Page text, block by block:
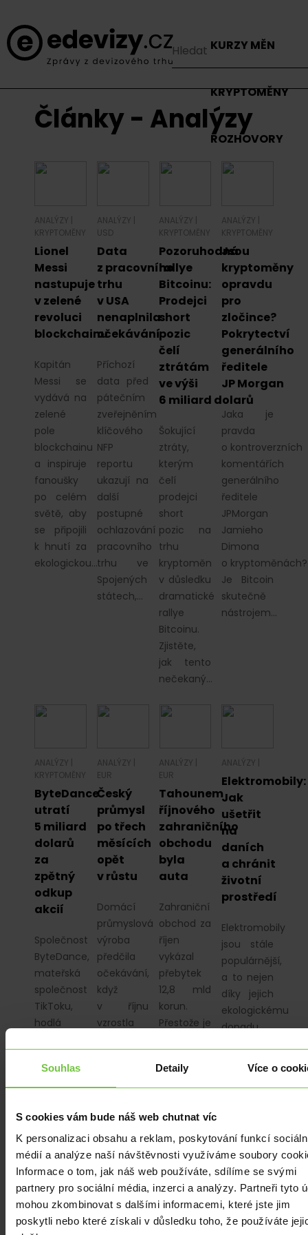
Souhlas Detaily Více o
S cookies vám bude náš web chutnat víc
K personalizaci obsahu a reklam, poskytování funkcí
médií a analýze naší návštěvnosti využíváme soubory
Informace o tom, jak náš web používáte, sdílíme se svými
partnery pro sociální média, inzerci a analýzy. Partneři tyto
mohou zkombinovat s dalšími informacemi, které jste jim
poskytli nebo které získali v důsledku toho, že používáte
KURZY MĚN
KRYPTOMĚNY
ROZHOVORY
Články - Analýzy
ANALÝZY
KRYPTOMĚNY
Lionel
Messi
nastupuje
v zelené
revoluci
blockchainu
Kapitán
Messi se
vydává na
zelené
pole
blockchainu
a inspiruje
fanoušky
po celém
světě, aby
se připojili
k hnutí za
ekologickou…
ANALÝZY
USD
Data
z pracovního
trhu
v USA
nenaplnila
očekávání
Příchozí
data před
pátečním
zveřejněním
klíčového
NFP
reportu
ukazují na
další
postupné
ochlazování
pracovního
trhu ve
Spojených
státech,…
ANALÝZY
KRYPTOMĚNY
Pozoruhodná
rallye
Bitcoinu:
Prodejci
short
pozic
čelí
ztrátám
ve výši
6 miliard dolarů
Šokující
ztráty,
kterým
čelí
prodejci
short
pozic na
trhu
kryptoměn
v důsledku
dramatické
rallye
Bitcoinu.
Zjistěte,
jak tento
nečekaný…
ANALÝZY
KRYPTOMĚNY
Jsou
kryptoměny
opravdu
pro
zločince?
Pokrytectví
generálního
ředitele
JP Morgan
Jaka je
pravda
o kontroverzních
komentářích
generálního
ředitele
JPMorgan
Jamieho
Dimona
o kryptoměnách?
Je Bitcoin
skutečně
nástrojem…
ANALÝZY
KRYPTOMĚNY
ByteDance
utratí
5 miliard
dolarů
za
zpětný
odkup
akcií
Společnost
ByteDance,
mateřská
společnost
TikToku,
hodlá
dolarů na
odkup
akcionářů.
Tento
strategický krok…
ANALÝZY
EUR
Český
průmysl
po třech
měsících
opět
v růstu
Domácí
průmyslová
výroba
předčila
očekávání,
když
v říjnu
vzrostla
šla nahoru
ANALÝZY
EUR
Tahounem
říjnového
zahraničního
obchodu
byla
auta
Zahraniční
obchod za
říjen
vykázal
přebytek
12,8 mld
korun.
Přestože je
kladná,
důvod
to příliš
není.
ANALÝZY
Elektromobily:
Jak
ušetřit
na
daních
a chránit
životní
prostředí
Elektromobily
jsou stále
populárnější,
a to nejen
díky jejich
ekologickému
dopadu,
díky nové